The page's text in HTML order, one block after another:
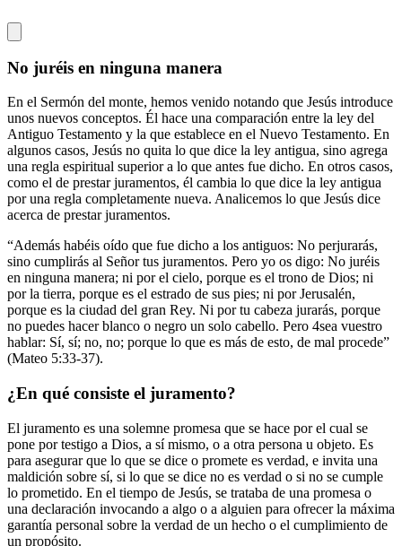
No juréis en ninguna manera
En el Sermón del monte, hemos venido notando que Jesús introduce
unos nuevos conceptos. Él hace una comparación entre la ley del
Antiguo Testamento y la que establece en el Nuevo Testamento. En
algunos casos, Jesús no quita lo que dice la ley antigua, sino agrega
una regla espiritual superior a lo que antes fue dicho. En otros casos,
como el de prestar juramentos, él cambia lo que dice la ley antigua
por una regla completamente nueva. Analicemos lo que Jesús dice
acerca de prestar juramentos.
“Además habéis oído que fue dicho a los antiguos: No perjurarás,
sino cumplirás al Señor tus juramentos. Pero yo os digo: No juréis
en ninguna manera; ni por el cielo, porque es el trono de Dios; ni
por la tierra, porque es el estrado de sus pies; ni por Jerusalén,
porque es la ciudad del gran Rey. Ni por tu cabeza jurarás, porque
no puedes hacer blanco o negro un solo cabello. Pero 4sea vuestro
hablar: Sí, sí; no, no; porque lo que es más de esto, de mal procede”
(Mateo 5:33-37).
¿En qué consiste el juramento?
El juramento es una solemne promesa que se hace por el cual se
pone por testigo a Dios, a sí mismo, o a otra persona u objeto. Es
para asegurar que lo que se dice o promete es verdad, e invita una
maldición sobre sí, si lo que se dice no es verdad o si no se cumple
lo prometido. En el tiempo de Jesús, se trataba de una promesa o
una declaración invocando a algo o a alguien para ofrecer la máxima
garantía personal sobre la verdad de un hecho o el cumplimiento de
un propósito.